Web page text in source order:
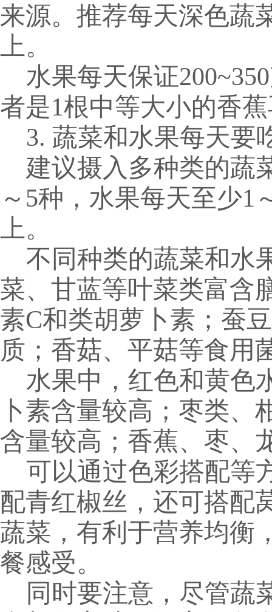
来源。推荐每天深色蔬
上。
水果每天保证200~350
者是1根中等大小的香
3. 蔬菜和水果每天要
建议摄入多种类的蔬
～ 5种，水果每天至少1
上。
不同种类的蔬菜和水
菜、甘蓝等叶菜类富含
素C和类胡萝卜素；蚕
质；香菇、平菇等食用
水果中，红色和黄色
卜素含量较高；枣类
含量较高；香蕉、枣、
可以通过色彩搭配等
配青红椒丝，还可搭配
蔬菜，有利于营养均衡
餐感受。
同时要注意，尽管蔬